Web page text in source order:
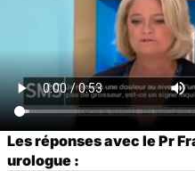
Les réponses avec le Pr
urologue :